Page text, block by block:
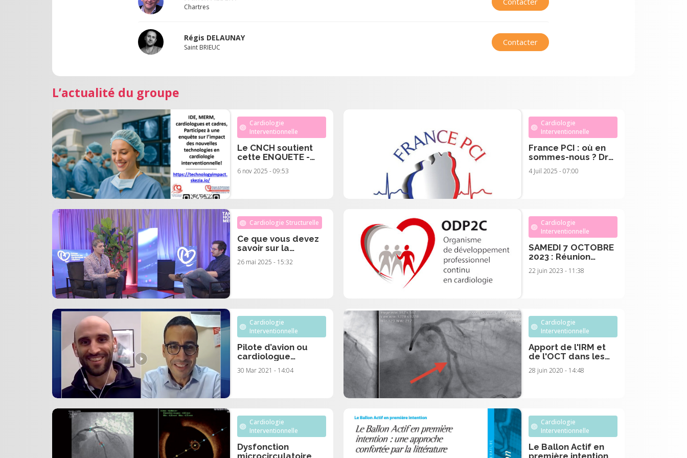
Chartres
Régis DELAUNAY
Saint BRIEUC
Contacter
L’actualité du groupe
Cardiologie
Interventionnelle
Le CNCH soutient
cette ENQUETE -
nouvelles
6 nov 2025 - 09:53
Cardiologie
Interventionnelle
France PCI : où en
sommes-nous ? Dr
Grégoire RANGE
4 Juil 2025 - 07:00
Cardiologie Structurelle
Ce que vous devez
savoir sur la
en 5 min - Dr Paul
26 mai 2025 - 15:32
Cardiologie
Interventionnelle
SAMEDI 7 OCTOBRE
2023 : Réunion
cardiopathies
risque"
22 juin 2023 - 11:38
Cardiologie
Interventionnelle
Pilote d’avion ou
cardiologue
est le plus à risque
30 Mar 2021 - 14:04
Cardiologie
Interventionnelle
Apport de l'IRM et
de l'OCT dans les
28 juin 2020 - 14:48
Cardiologie
Interventionnelle
Dysfonction
microcirculatoire
Cardiologie
Interventionnelle
Le Ballon Actif en
première intention :